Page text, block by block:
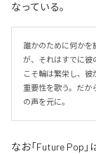
なっている。
誰かのために何かを
が、それはすでに彼
こそ輪は繁栄し、彼
重要性を歌う。だか
の声を元に。
なお「Future Pop 」